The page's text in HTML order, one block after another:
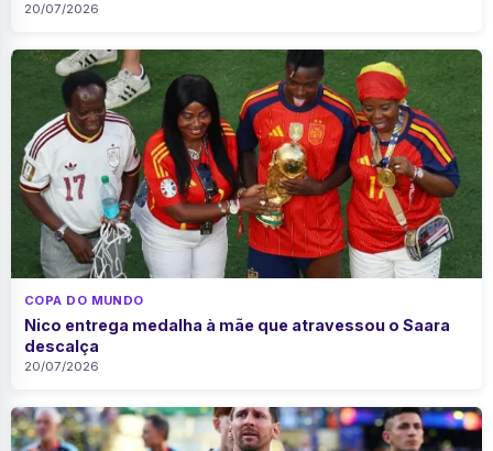
20/07/2026
COPA DO MUNDO
Nico entrega medalha à mãe que atravessou o Saara
descalça
20/07/2026